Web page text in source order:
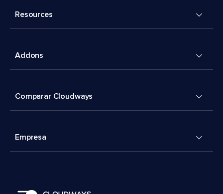
Resources
Addons
Comparar Cloudways
Empresa